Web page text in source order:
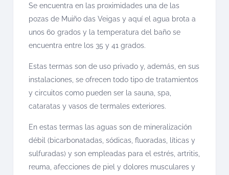
Se encuentra en las proximidades una de las
pozas de Muiño das Veigas y aquí el agua brota a
unos 60 grados y la temperatura del baño se
encuentra entre los 35 y 41 grados.
Estas termas son de uso privado y, además, en sus
instalaciones, se ofrecen todo tipo de tratamientos
y circuitos como pueden ser la sauna, spa,
cataratas y vasos de termales exteriores.
En estas termas las aguas son de mineralización
débil (bicarbonatadas, sódicas, fluoradas, líticas y
sulfuradas) y son empleadas para el estrés, artritis,
reuma, afecciones de piel y dolores musculares y